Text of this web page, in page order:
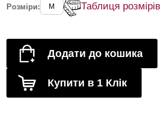
Розміри: M Таблиця розмірів
Додати до кошика
Купити в 1 Клік